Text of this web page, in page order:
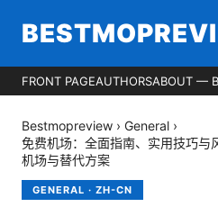
FRONT PAGEAUTHORSABOUT —
Bestmopreview › General ›
免费机场：全面指南、实用技巧与
机场与替代方案
GENERAL · ZH-CN